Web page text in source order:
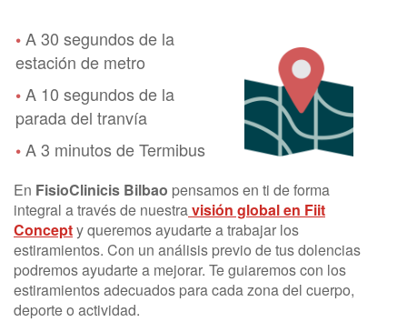
•A 30 segundos de la
estación de metro
•A 10 segundos de la
parada del tranvía
•A 3 minutos de Termibus
En FisioClinicis Bilbao pensamos en ti de forma
integral a través de nuestravisión global en Fiit
Concepty queremos ayudarte a trabajar los
estiramientos. Con un análisis previo de tus dolencias
podremos ayudarte a mejorar. Te guiaremos con los
estiramientos adecuados para cada zona del cuerpo,
deporte o actividad.